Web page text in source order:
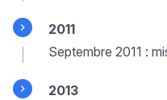
2011
Septembre 2011 :
2013